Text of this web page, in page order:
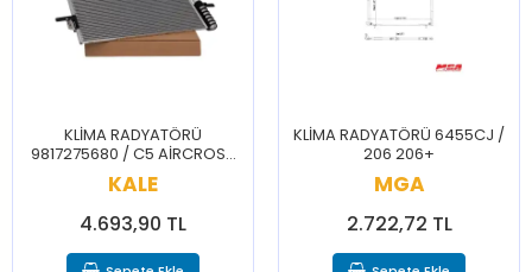
KLİMA RADYATÖRÜ
9817275680 / C5 AİRCROSS
3008 5008
KALE
4.693,90 TL
KLİMA RADYATÖRÜ 6455CJ /
206 206+
MGA
2.722,72 TL